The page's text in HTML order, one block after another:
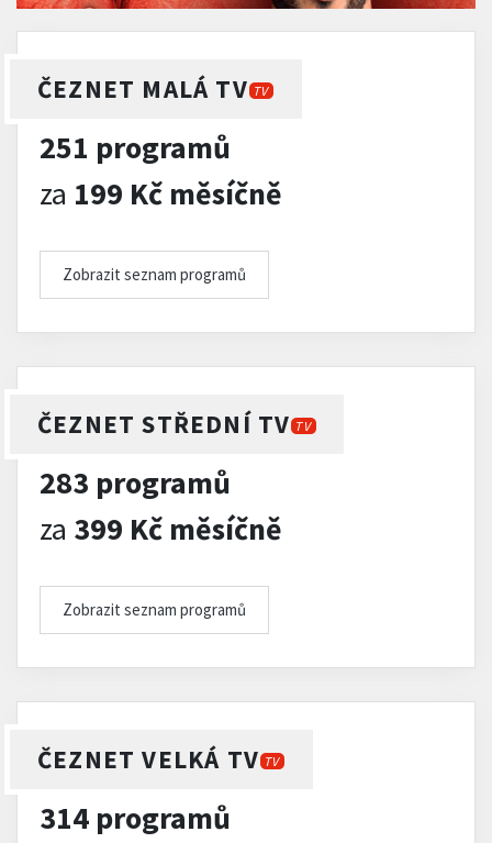
ČEZNET MALÁ TV TV
251 programů
za 199 Kč měsíčně
Zobrazit seznam programů
ČEZNET STŘEDNÍ TV TV
283 programů
za 399 Kč měsíčně
Zobrazit seznam programů
ČEZNET VELKÁ TV TV
314 programů